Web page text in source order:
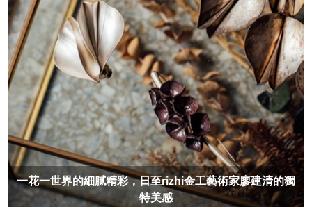
一花一世界的細膩精彩，日至rizhi金工藝術家廖建清的獨
特美感